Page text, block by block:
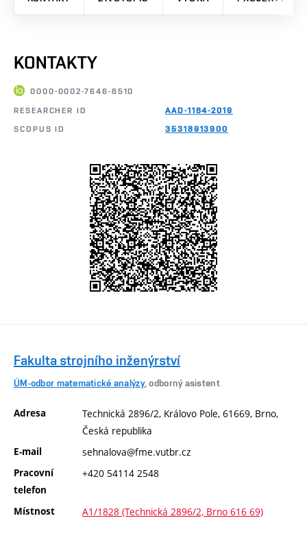
KONTAKTY
0000-0002-7646-8510
RESEARCHER ID
AAD-1184-2019
SCOPUS ID
35318913900
Fakulta strojního inženýrství
ÚM-odbor matematické analýzy, odborný asistent
Adresa
Technická 2896/2, Královo Pole, 61669, Brno,
Česká republika
E-mail sehnalova@fme.vutbr.cz
Pracovní
telefon
+420 54114 2548
Místnost A1/1828 (Technická 2896/2, Brno 616 69)